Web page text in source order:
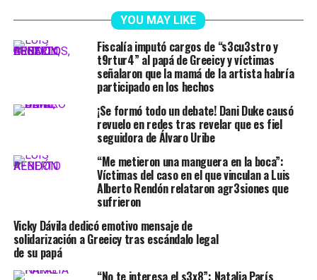
YOU MAY LIKE
Fiscalía imputó cargos de “s3cu3stro y
t9rtur4” al papá de Greeicy y víctimas
señalaron que la mamá de la artista habría
participado en los hechos
¡Se formó todo un debate! Dani Duke causó
revuelo en redes tras revelar que es fiel
seguidora de Álvaro Uribe
“Me metieron una manguera en la boca”:
Víctimas del caso en el que vinculan a Luis
Alberto Rendón relataron agr3siones que
sufrieron
Vicky Dávila dedicó emotivo mensaje de
solidarización a Greeicy tras escándalo legal
de su papá
“No te interesa el s3x8”: Natalia París